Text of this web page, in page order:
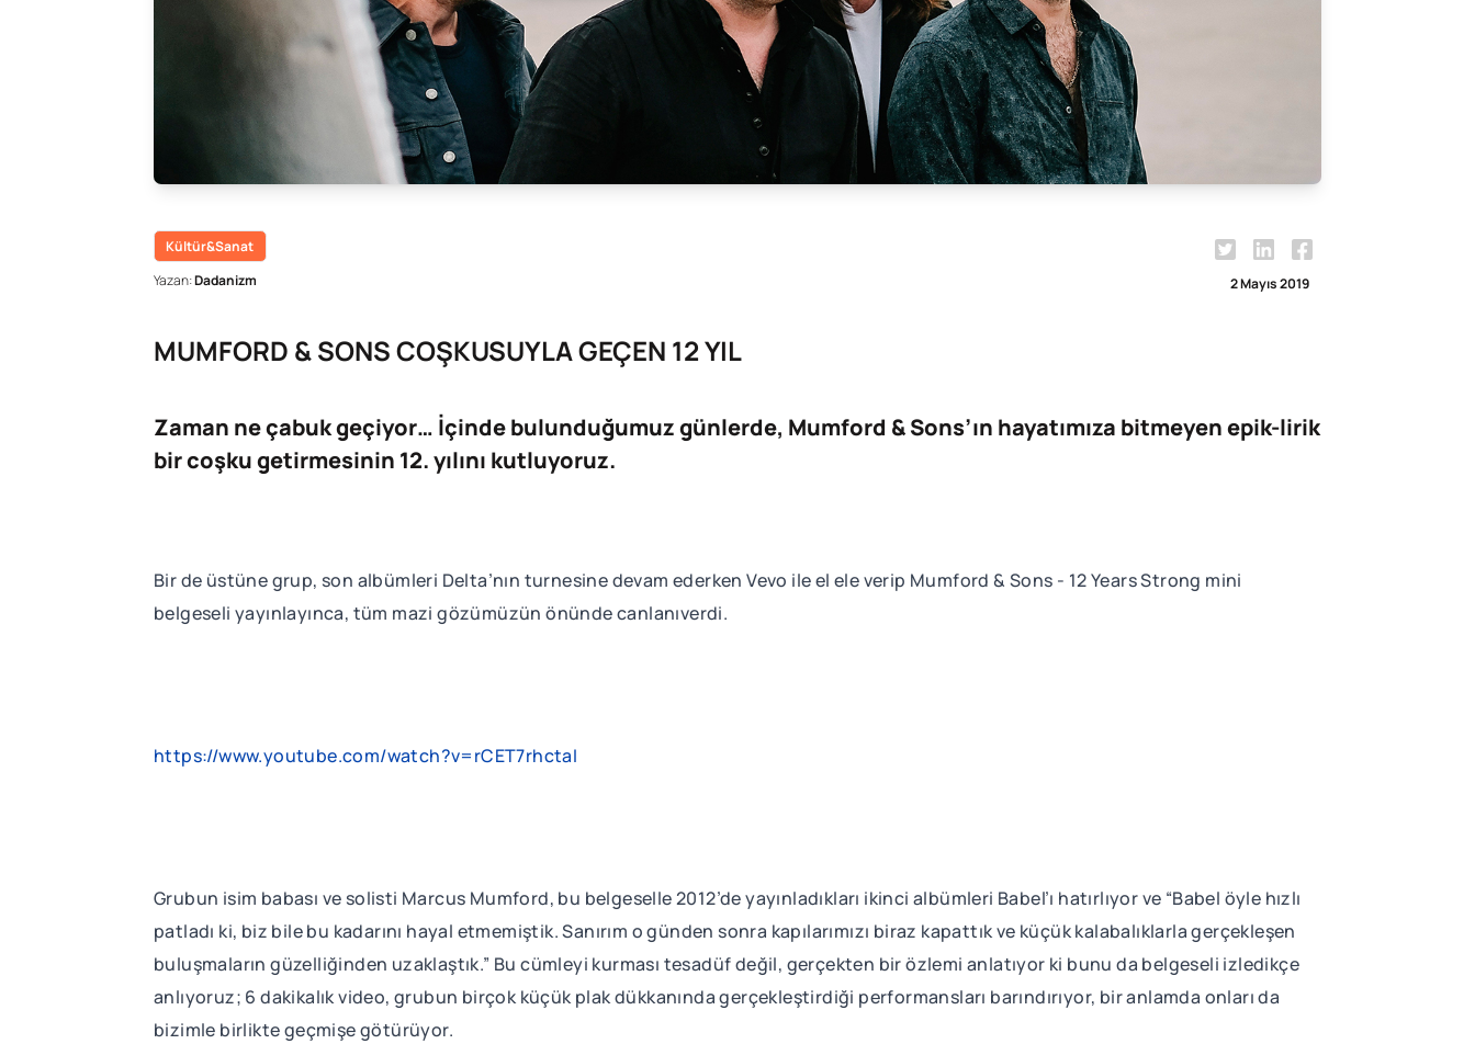
Kültür&Sanat
Yazan:Dadanizm 2 Mayıs 2019
MUMFORD & SONS COŞKUSUYLA GEÇEN 12 YIL
Zaman ne çabuk geçiyor… İçinde bulunduğumuz günlerde, Mumford & Sons’ın hayatımıza bitmeyen epik-lirik
bir coşku getirmesinin 12. yılını kutluyoruz.
Bir de üstüne grup, son albümleri Delta’nın turnesine devam ederken Vevo ile el ele verip Mumford & Sons - 12 Years Strong mini
belgeseli yayınlayınca, tüm mazi gözümüzün önünde canlanıverdi.
https://www.youtube.com/watch?v=rCET7rhctaI
Grubun isim babası ve solisti Marcus Mumford, bu belgeselle 2012’de yayınladıkları ikinci albümleri Babel’ı hatırlıyor ve “Babel öyle hızlı
patladı ki, biz bile bu kadarını hayal etmemiştik. Sanırım o günden sonra kapılarımızı biraz kapattık ve küçük kalabalıklarla gerçekleşen
buluşmaların güzelliğinden uzaklaştık.” Bu cümleyi kurması tesadüf değil, gerçekten bir özlemi anlatıyor ki bunu da belgeseli izledikçe
anlıyoruz; 6 dakikalık video, grubun birçok küçük plak dükkanında gerçekleştirdiği performansları barındırıyor, bir anlamda onları da
bizimle birlikte geçmişe götürüyor.